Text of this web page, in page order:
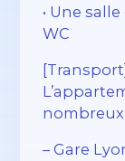
• Une
WC
[Transport]
– Gare